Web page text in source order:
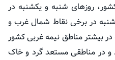
روزهای شنبه و یکشنبه در
در برخی نقاط شمال غرب و
بیشتر مناطق نیمه غربی کشور
در مناطقی مستعد گرد و خاک